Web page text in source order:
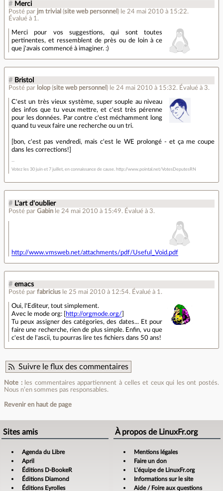
# Merci
Posté par jm trivial (site web personnel ) le 24 mai 2010 à 15:22.
Évalué à 1 .
Merci pour vos suggestions, qui sont toutes
pertinentes, et ressemblent de près ou de loin à ce
que j'avais commencé à imaginer. :)
# Bristol
Posté par lolop(site web personnel ) le 24 mai 2010 à 15:32. Évalué à 3.
C'est un très vieux système, super souple au niveau
des infos que tu veux mettre, et c'est très pérenne
pour les données. Par contre c'est méchamment long
quand tu veux faire une recherche ou un tri.
[bon, c'est pas vendredi, mais c'est le WE prolongé - et ça me coupe
dans les corrections!]
Votez les 30 juin et 7 juillet, en connaissance de cause. http://www.pointal.net/VotesDeputesRN
# L'art d'oublier
Posté par Gabin le 24 mai 2010 à 15:49. Évalué à 3.
http://www.vmsweb.net/attachments/pdf/Useful_Void.pdf
# emacs
Posté par fabricius le 25 mai 2010 à 12:54. Évalué à 1 .
Oui, l'Editeur, tout simplement.
Avec le mode org: [
http://orgmode.org/
Tu peux assigner des catégories, des dates... Et pour
faire une recherche, rien de plus simple. Enfin, vu que
c'est de l'ascii, tu pourras lire tes fichiers dans 50 ans!
Suivre le flux des commentaires
Note :les commentaires appartiennent à celles et ceux qui les ont postés.
Nous n’en sommes pas responsables.
Revenir en haut de page
Sites amis
Agenda du Libre
April
Éditions D-BookeR
Éditions Diamond
Éditions Eyrolles
À propos de LinuxFr.org
Mentions légales
Faire un don
L’équipe de LinuxFr.org
Informations sur le site
Aide / Foire aux questions